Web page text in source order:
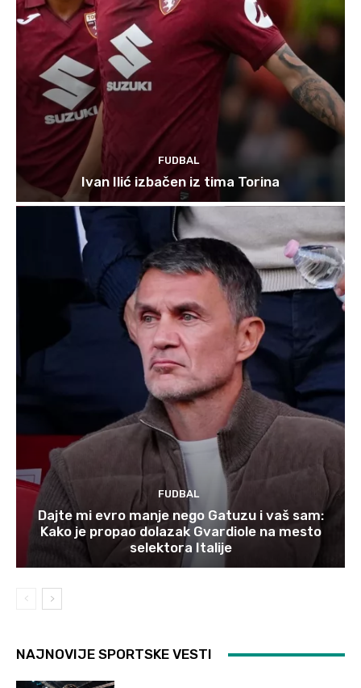
FUDBAL
Ivan Ilić izbačen iz tima Torina
FUDBAL
Dajte mi evro manje nego Gatuzu i vaš sam:
Kako je propao dolazak Gvardiole na mesto
selektora Italije
NAJNOVIJE SPORTSKE VESTI